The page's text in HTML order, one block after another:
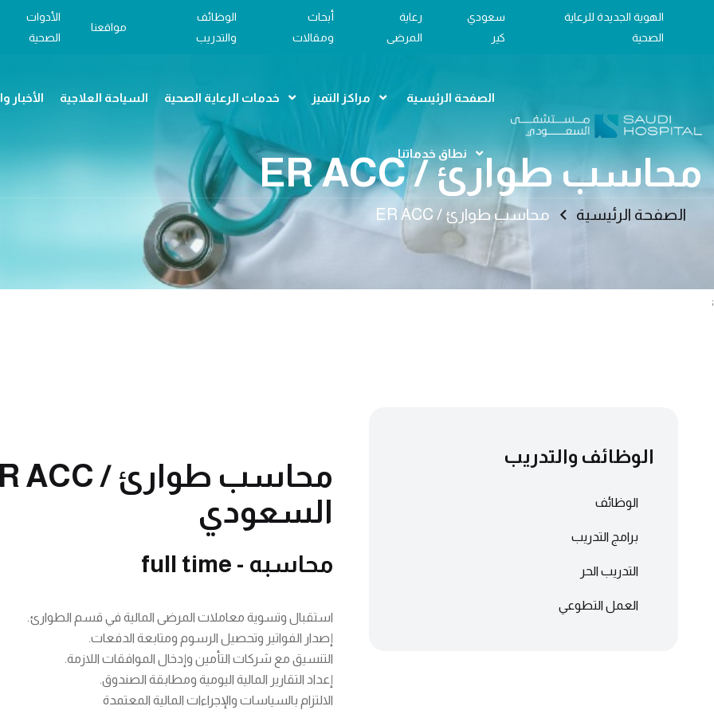
الهوية الجديدة للرعاية
الصحية
سعودي
كير
رعاية
المرضى
أبحاث
ومقالات
الوظائف
والتدريب
مواقعنا
الأدوات
الصحية
الصفحة الرئيسية مراكز التميز خدمات الرعاية الصحية السياحة العلاجية الأخبار
نطاق خدماتنا
محاسب طوارئ / ER ACC
الصفحة الرئيسية محاسب طوارئ / ER ACC
;
الوظائف والتدريب
الوظائف
برامج التدريب
التدريب الحر
العمل التطوعي
السعودي
محاسبه - full time
استقبال وتسوية معاملات المرضى المالية في قسم الطوارئ.
إصدار الفواتير وتحصيل الرسوم ومتابعة الدفعات.
التنسيق مع شركات التأمين وإدخال الموافقات اللازمة.
إعداد التقارير المالية اليومية ومطابقة الصندوق.
الالتزام بالسياسات والإجراءات المالية المعتمدة